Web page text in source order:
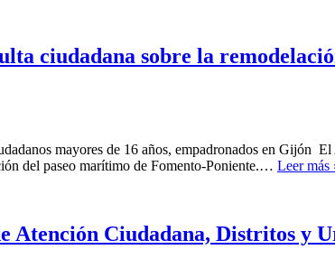
ciudadana sobre la
mayores de 16 años, empadronados en Gijón
del paseo marítimo de Fomento-Poniente.… Leer más
Atención Ciudadana, Distritos y